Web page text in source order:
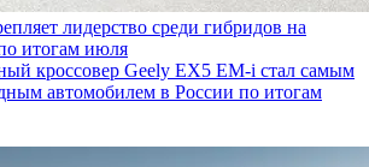
лидерство среди гибридов на
итогам июля
кроссовер Geely EX5 EM-i стал самым
автомобилем в России по итогам